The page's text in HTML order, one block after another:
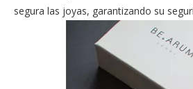
segura las joyas, garantizando su